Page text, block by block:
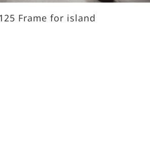
Frame for island